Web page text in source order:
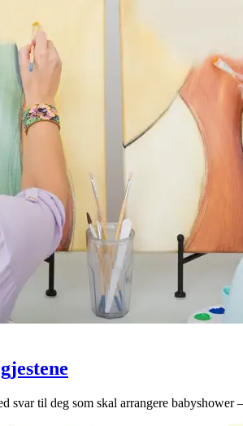
svar til deg som skal arrangere